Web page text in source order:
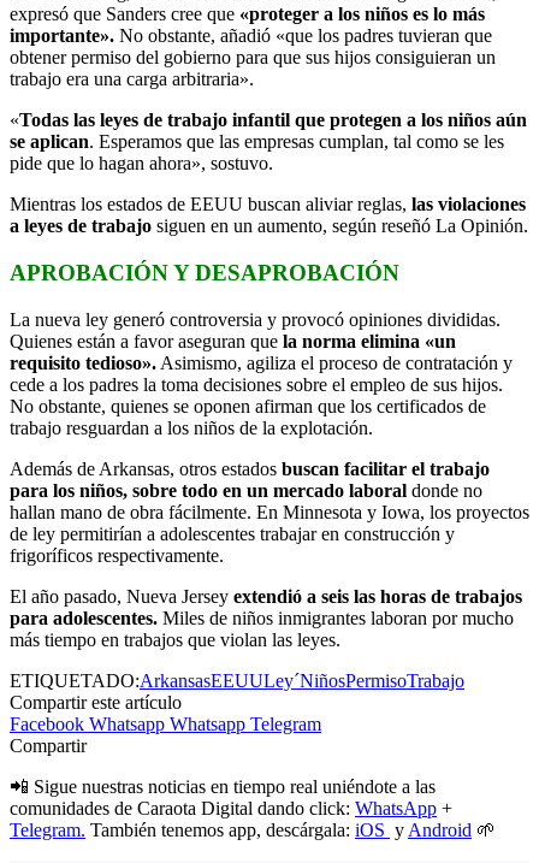
expresó que Sanders cree que «proteger a los niños es lo más
importante». No obstante, añadió «que los padres tuvieran que
obtener permiso del gobierno para que sus hijos consiguieran un
trabajo era una carga arbitraria».
«Todas las leyes de trabajo infantil que protegen a los niños aún
se aplican. Esperamos que las empresas cumplan, tal como se les
pide que lo hagan ahora», sostuvo.
Mientras los estados de EEUU buscan aliviar reglas, las violaciones
a leyes de trabajo siguen en un aumento, según reseñó La Opinión.
APROBACIÓN Y DESAPROBACIÓN
La nueva ley generó controversia y provocó opiniones divididas.
Quienes están a favor aseguran que la norma elimina «un
requisito tedioso». Asimismo, agiliza el proceso de contratación y
cede a los padres la toma decisiones sobre el empleo de sus hijos.
No obstante, quienes se oponen afirman que los certificados de
trabajo resguardan a los niños de la explotación.
Además de Arkansas, otros estados buscan facilitar el trabajo
para los niños, sobre todo en un mercado laboral donde no
hallan mano de obra fácilmente. En Minnesota y Iowa, los proyectos
de ley permitirían a adolescentes trabajar en construcción y
frigoríficos respectivamente.
El año pasado, Nueva Jersey extendió a seis las horas de trabajos
para adolescentes. Miles de niños inmigrantes laboran por mucho
más tiempo en trabajos que violan las leyes.
ETIQUETADO:ArkansasEEUULey´NiñosPermisoTrabajo
Compartir este artículo
Facebook Whatsapp Whatsapp Telegram
Compartir
📲 Sigue nuestras noticias en tiempo real uniéndote a las
comunidades de Caraota Digital dando click: WhatsApp +
Telegram. También tenemos app, descárgala: iOS y Android 🌱